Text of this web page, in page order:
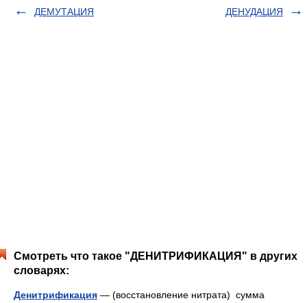
ДЕМУТАЦИЯ ДЕНУДАЦИЯ
Смотреть что такое "ДЕНИТРИФИКАЦИЯ" в других
словарях:
Денитрификация — (восстановление нитрата) сумма